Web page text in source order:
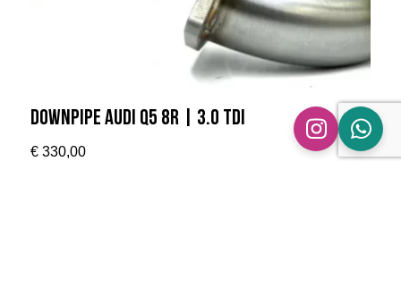
Downpipe Audi Q5 8R | 3.0 TDI
€330,00